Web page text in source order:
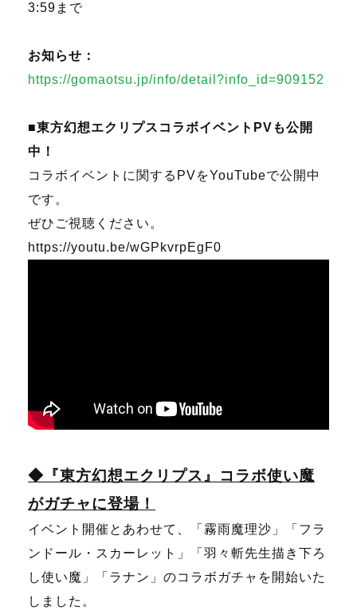
3:59まで
お知らせ：
https://gomaotsu.jp/info/detail?info_id=909152
■東方幻想エクリプスコラボイベントPVも公開
中！
コラボイベントに関するPVをYouTubeで公開中
です。
ぜひご視聴ください。
https://youtu.be/wGPkvrpEgF0
◆『東方幻想エクリプス』コラボ使い魔
がガチャに登場！
イベント開催とあわせて、「霧雨魔理沙」「フラ
ンドール・スカーレット」「羽々斬先生描き下ろ
し使い魔」「ラナン」のコラボガチャを開始いた
しました。